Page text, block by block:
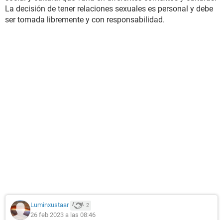
La decisión de tener relaciones sexuales es personal y debe
ser tomada libremente y con responsabilidad.
Luminxustaar 2
26 feb 2023 a las 08:46